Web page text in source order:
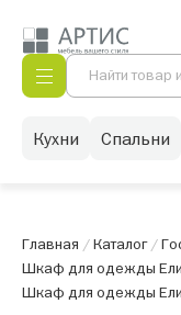
Кухни Спальни
Главная /Каталог/
Шкаф для одежды
Шкаф для одежды